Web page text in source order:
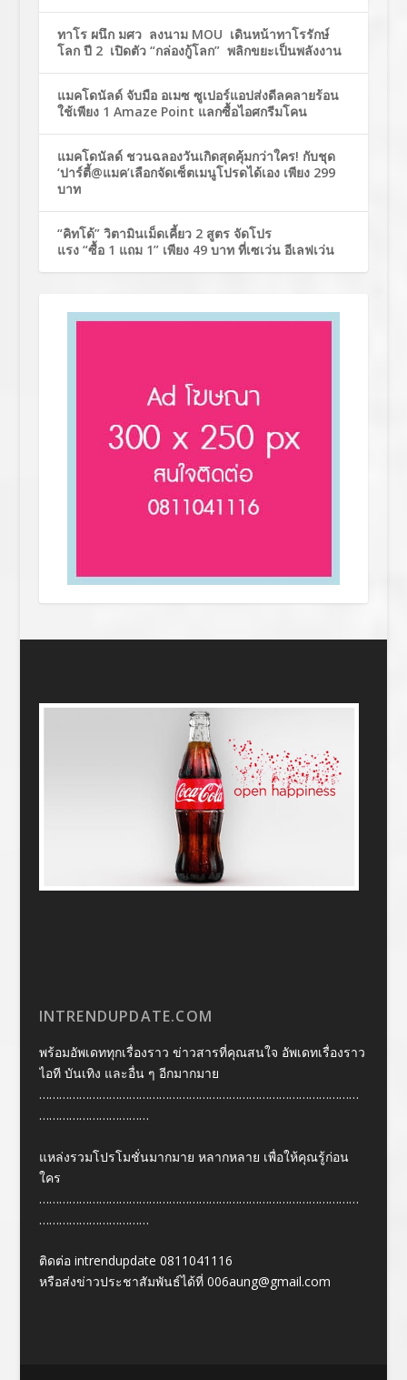
ทาโร ผนึก มศว ลงนาม MOU เดินหน้าทาโรรักษ์
โลก ปี 2 เปิดตัว “กล่องกู้โลก” พลิกขยะเป็นพลังงาน
แมคโดนัลด์ จับมือ อเมซ ซูเปอร์แอปส่งดีลคลายร้อน
ใช้เพียง 1 Amaze Point แลกซื้อไอศกรีมโคน
แมคโดนัลด์ ชวนฉลองวันเกิดสุดคุ้มกว่าใคร! กับชุด
‘ปาร์ตี้@แมค’เลือกจัดเซ็ตเมนูโปรดได้เอง เพียง 299
บาท
“คิทโด้” วิตามินเม็ดเคี้ยว 2 สูตร จัดโปร
แรง “ซื้อ 1 แถม 1” เพียง 49 บาท ที่เซเว่น อีเลฟเว่น
INTRENDUPDATE.COM
พร้อมอัพเดททุกเรื่องราว ข่าวสารที่คุณสนใจ อัพเดทเรื่องราว
ไอที บันเทิง และอื่น ๆ อีกมากมาย
……………………………………………………………………………………
……………………………
แหล่งรวมโปรโมชั่นมากมาย หลากหลาย เพื่อให้คุณรู้ก่อน
ใคร
……………………………………………………………………………………
……………………………
ติดต่อ intrendupdate 0811041116
หรือส่งข่าวประชาสัมพันธ์ได้ที่ 006aung@gmail.com